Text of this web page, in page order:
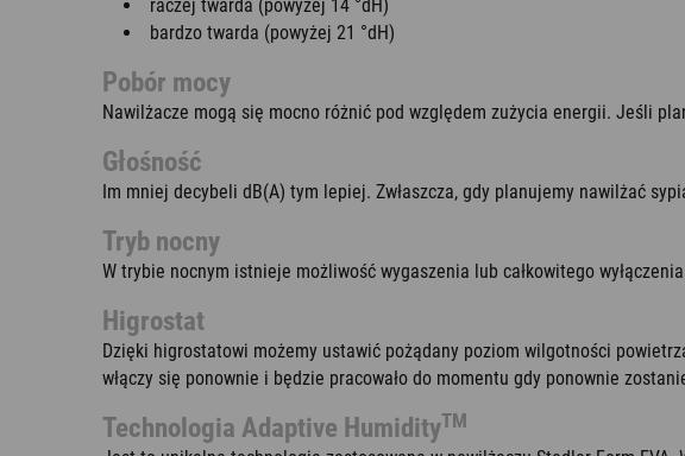
raczej twarda (powyżej 14 °dH)
bardzo twarda (powyżej 21 °dH)
Pobór mocy
Nawilżacze mogą się mocno różnić pod względem zużycia energii. Jeśli
Głośność
Im mniej decybeli dB(A) tym lepiej. Zwłaszcza, gdy planujemy nawilżać
Tryb nocny
W trybie nocnym istnieje możliwość wygaszenia lub całkowitego
Higrostat
Dzięki higrostatowi możemy ustawić pożądany poziom wilgotności
włączy się ponownie i będzie pracowało do momentu gdy ponownie
Technologia Adaptive HumidityTM